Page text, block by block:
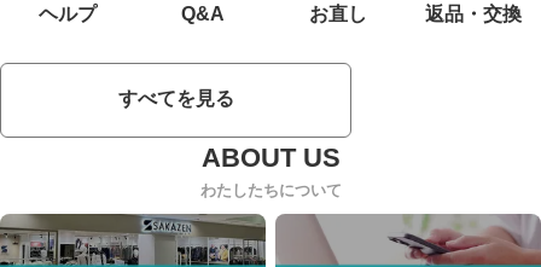
ヘルプ Q&A お直し 返品・交換
すべてを見る
わたしたちについて